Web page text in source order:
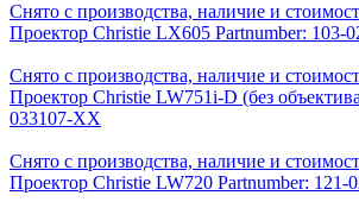
Снято с производства, наличие и
Проектор Christie LX605 Partnumber: 103-
Снято с производства, наличие и
Проектор Christie LW751i-D (без
033107-XX
Снято с производства, наличие и
Проектор Christie LW720 Partnumber: 121-